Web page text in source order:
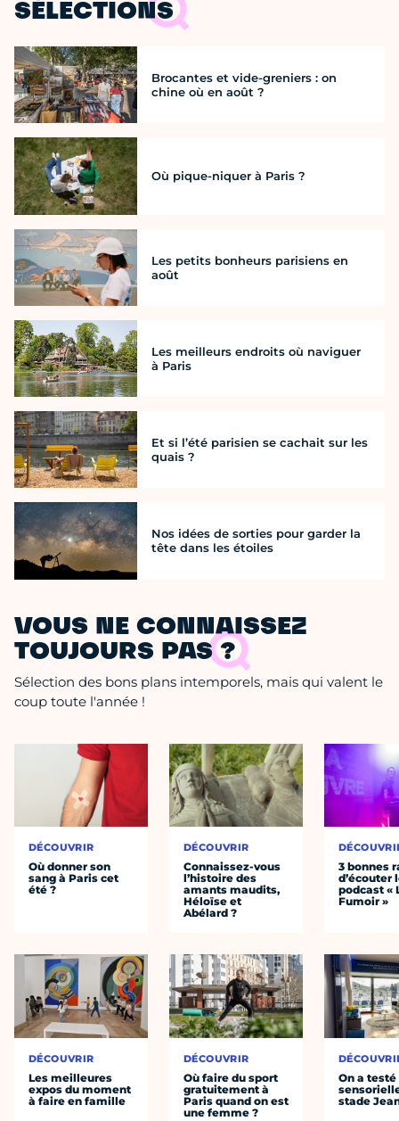
SÉLECTIONS
Brocantes et vide-greniers : on
chine où en août ?
Où pique-niquer à Paris ?
Les petits bonheurs parisiens en
août
Les meilleurs endroits où naviguer
à Paris
Et si l’été parisien se cachait sur les
quais ?
Nos idées de sorties pour garder la
tête dans les étoiles
VOUS NE CONNAISSEZ
TOUJOURS PAS ?
Sélection des bons plans intemporels, mais qui valent le
coup toute l'année !
DÉCOUVRIR
Où donner son
sang à Paris cet
été ?
DÉCOUVRIR
Les meilleures
expos du moment
à faire en famille
DÉCOUVRIR
Connaissez-vous
l’histoire des
amants maudits,
Héloïse et
Abélard ?
DÉCOUVRIR
Où faire du sport
gratuitement à
Paris quand on est
une femme ?
3 bonnes
d’écouter
podcast «
Fumoir »
On a
stade